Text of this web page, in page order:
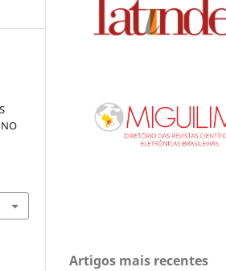
NO
Artigos mais recentes